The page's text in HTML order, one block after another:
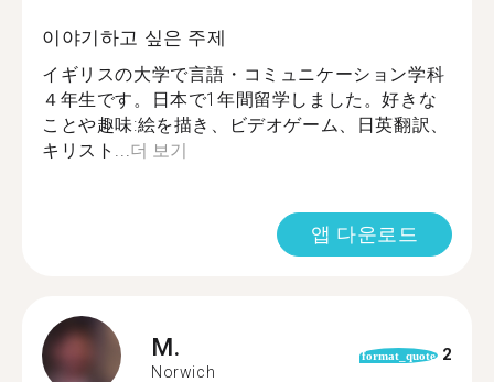
이야기하고 싶은 주제
イギリスの大学で言語・コミュニケーション学科
４年生です。日本で1年間留学しました。好きな
ことや趣味:絵を描き、ビデオゲーム、日英翻訳、
キリスト... 더 보기
앱 다운로드
M.
Norwich
format_quote 2